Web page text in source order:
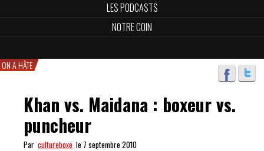
LES PODCASTS
NOTRE COIN
ON A HÂTE
Khan vs. Maidana : boxeur vs.
puncheur
Par cultureboxe le 7 septembre 2010